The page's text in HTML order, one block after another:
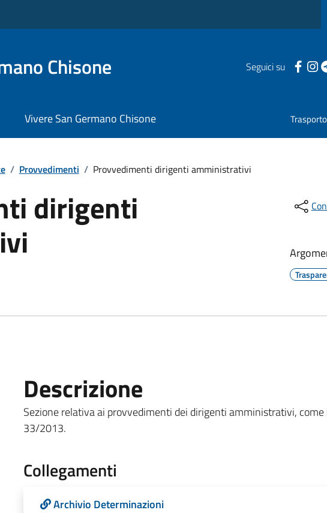
Chisone Seguici su
Vivere San Germano Chisone
/ Provvedimenti / Provvedimenti dirigenti amministrativi
dirigenti
Descrizione
Sezione relativa ai provvedimenti dei dirigenti amministrativi,
33/2013.
Collegamenti
Archivio Determinazioni